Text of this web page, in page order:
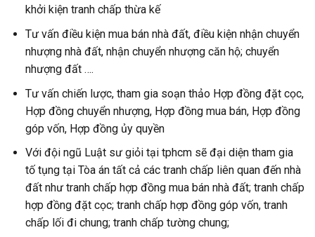
khởi kiện tranh chấp thừa kế
Tư vấn điều kiện mua bán nhà đất, điều kiện nhận chuyển
nhượng nhà đất, nhận chuyển nhượng căn hộ; chuyển
nhượng đất ….
Tư vấn chiến lược, tham gia soạn thảo Hợp đồng đặt cọc,
Hợp đồng chuyển nhượng, Hợp đồng mua bán, Hợp đồng
góp vốn, Hợp đồng ủy quyền
Với đội ngũ Luật sư giỏi tại tphcm sẽ đại diện tham gia
tố tụng tại Tòa án tất cả các tranh chấp liên quan đến nhà
đất như tranh chấp hợp đồng mua bán nhà đất; tranh chấp
hợp đồng đặt cọc; tranh chấp hợp đồng góp vốn, tranh
chấp lối đi chung; tranh chấp tường chung;